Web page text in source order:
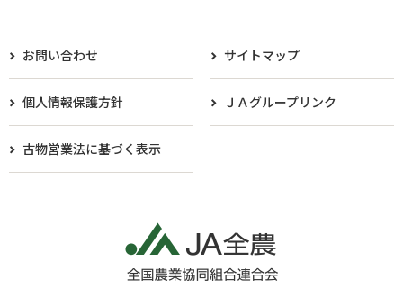
お問い合わせ サイトマップ
個人情報保護方針 ＪＡグループリンク
古物営業法に基づく表示